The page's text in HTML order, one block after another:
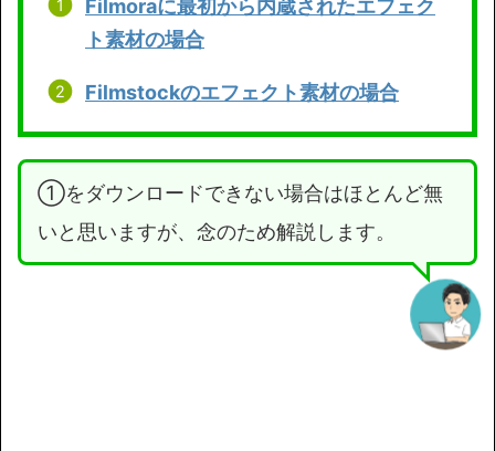
Filmoraに最初から内蔵されたエフェク
ト素材の場合
Filmstockのエフェクト素材の場合
①をダウンロードできない場合はほとんど無
いと思いますが、念のため解説します。